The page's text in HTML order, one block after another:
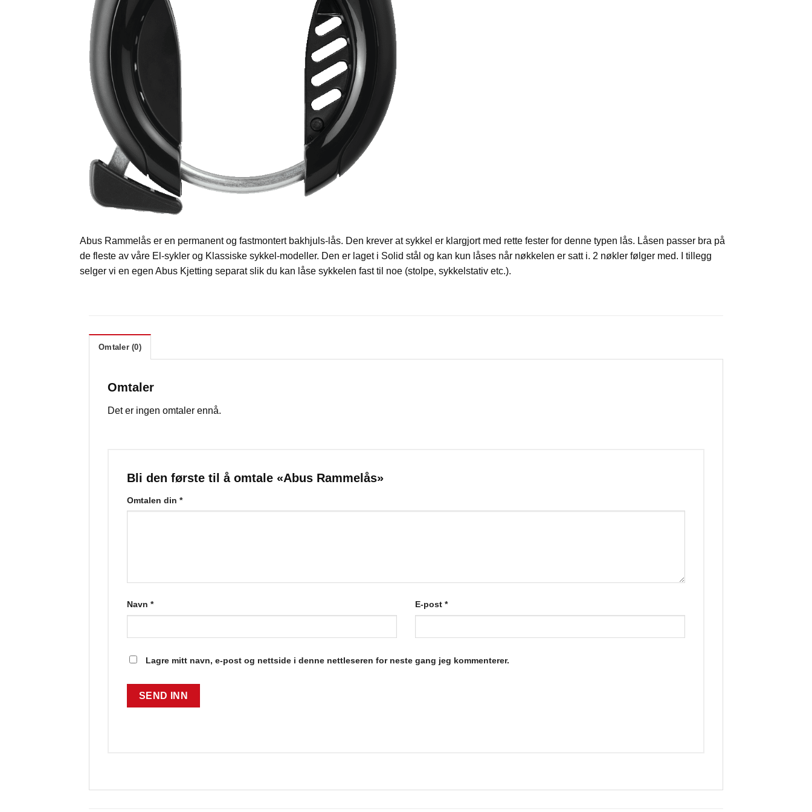
Abus Rammelås er en permanent og fastmontert bakhjuls-lås. Den krever at sykkel er klargjort med rette fester for denne typen lås. Låsen passer bra på
de fleste av våre El-sykler og Klassiske sykkel-modeller. Den er laget i Solid stål og kan kun låses når nøkkelen er satt i. 2 nøkler følger med. I tillegg
selger vi en egen Abus Kjetting separat slik du kan låse sykkelen fast til noe (stolpe, sykkelstativ etc.).
Omtaler (0)
Omtaler
Det er ingen omtaler ennå.
Bli den første til å omtale «Abus Rammelås»
Omtalen din *
Navn * E-post *
Lagre mitt navn, e-post og nettside i denne nettleseren for neste gang jeg kommenterer.